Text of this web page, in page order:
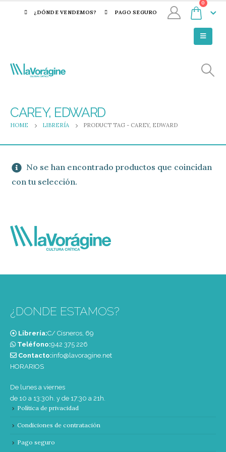
¿DÓNDE VENDEMOS? PAGO SEGURO
0
CAREY, EDWARD
HOME LIBRERÍA PRODUCT TAG - CAREY, EDWARD
No se han encontrado productos que coincidan
con tu selección.
¿DONDE ESTAMOS?
Librería:C/ Cisneros, 69
Teléfono:‭942 375 226‬
Contacto:info@lavoragine.net
HORARIOS
De lunes a viernes
de 10 a 13:30h. y de 17:30 a 21h.
Política de privacidad
Condiciones de contratación
Pago seguro